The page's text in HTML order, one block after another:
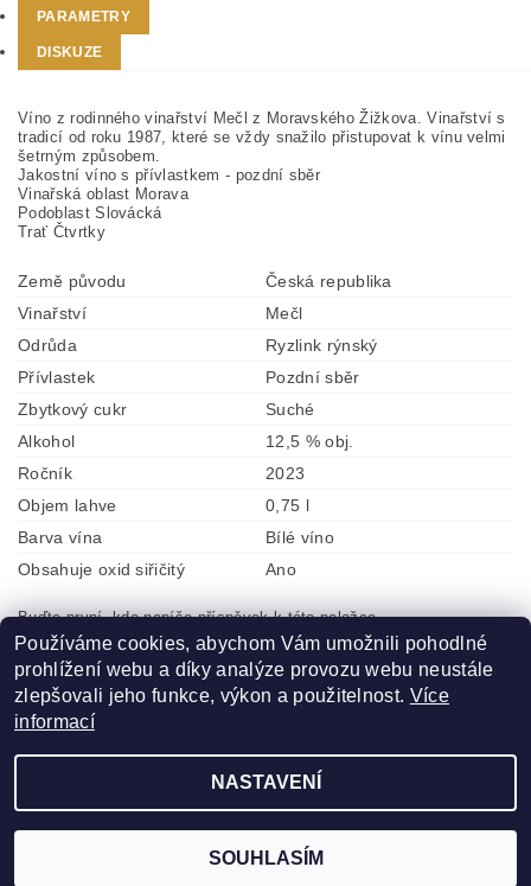
PARAMETRY
DISKUZE
Víno z rodinného vinařství Mečl z Moravského Žižkova. Vinařství s
tradicí od roku 1987, které se vždy snažilo přistupovat k vínu velmi
šetrným způsobem.
Jakostní víno s přívlastkem - pozdní sběr
Vinařská oblast Morava
Podoblast Slovácká
Trať Čtvrtky
Země původu
Česká republika
Vinařství
Mečl
Odrůda
Ryzlink rýnský
Přívlastek
Pozdní sběr
Zbytkový cukr
Suché
Alkohol
12,5 % obj.
Ročník
2023
Objem lahve
0,75 l
Barva vína
Bílé víno
Obsahuje oxid siřičitý
Ano
Buďte první, kdo napíše příspěvek k této položce.
Přidat komentář
2026 ©ZLATÁ VÍNA, všechna práva vyhrazena
Vytvořil Shoptet
Používáme cookies, abychom Vám umožnili pohodlné
prohlížení webu a díky analýze provozu webu neustále
zlepšovali jeho funkce, výkon a použitelnost. Více
informací
NASTAVENÍ
SOUHLASÍM